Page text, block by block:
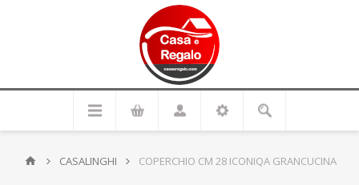
CASALINGHI COPERCHIO CM 28 ICONIQA GRANCUCINA